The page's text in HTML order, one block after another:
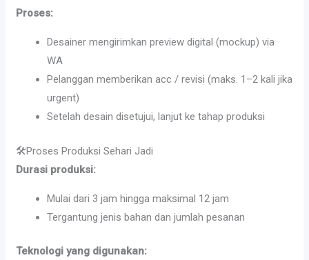
Proses:
Desainer mengirimkan preview digital (mockup) via
WA
Pelanggan memberikan acc / revisi (maks. 1–2 kali jika
urgent)
Setelah desain disetujui, lanjut ke tahap produksi
🛠️Proses Produksi Sehari Jadi
Durasi produksi:
Mulai dari 3 jam hingga maksimal 12 jam
Tergantung jenis bahan dan jumlah pesanan
Teknologi yang digunakan: